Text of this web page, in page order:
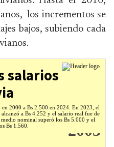
los incrementos se
bajos, subiendo cada